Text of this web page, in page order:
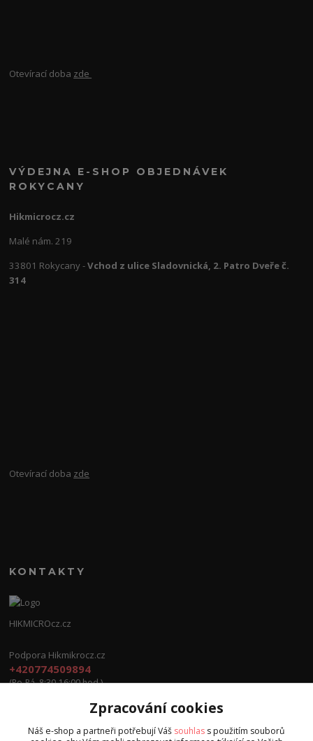
Otevírací doba zde
VÝDEJNA E-SHOP OBJEDNÁVEK
ROKYCANY
Hikmicrocz.cz
Malé nám. 219
33801 Rokycany -Vchod z ulice Sladovnická, 2. Patro Dveře č.
314
Otevírací doba zde
KONTAKTY
HIKMICROcz.cz
Podpora Hikmikrocz.cz
+420774509894
(Po-Pá, 8:30-16:00 hod.)
info@hikmicrocz.cz
Zpracování cookies
Náš e-shop a partneři potřebují Váš souhlas s použitím souborů